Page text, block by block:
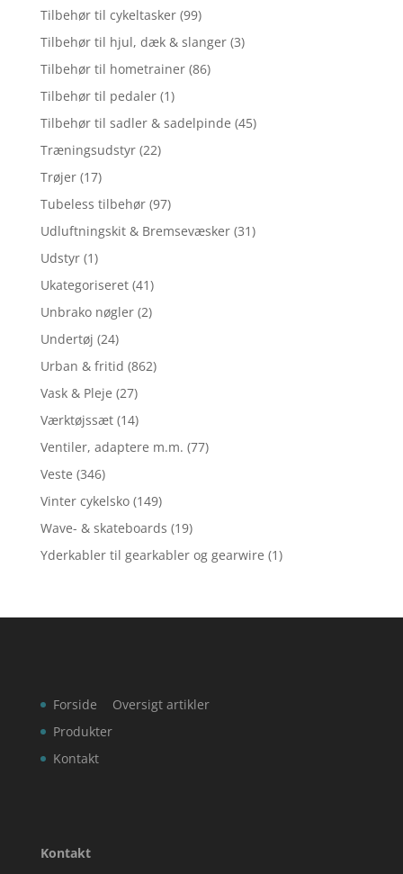
Tilbehør til cykeltasker (99)
Tilbehør til hjul, dæk & slanger (3)
Tilbehør til hometrainer (86)
Tilbehør til pedaler (1)
Tilbehør til sadler & sadelpinde (45)
Træningsudstyr (22)
Trøjer (17)
Tubeless tilbehør (97)
Udluftningskit & Bremsevæsker (31)
Udstyr (1)
Ukategoriseret (41)
Unbrako nøgler (2)
Undertøj (24)
Urban & fritid (862)
Vask & Pleje (27)
Værktøjssæt (14)
Ventiler, adaptere m.m. (77)
Veste (346)
Vinter cykelsko (149)
Wave- & skateboards (19)
Yderkabler til gearkabler og gearwire (1)
Forside
Produkter
Kontakt
Oversigt artikler
Kontakt